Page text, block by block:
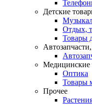
Детские
Отдых,
Товары
Медицинские
Оптика
Товары
Прочее